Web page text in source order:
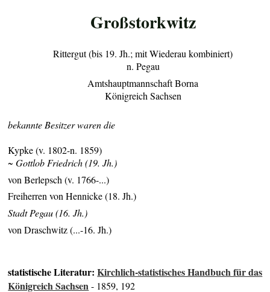
Großstorkwitz
Rittergut (bis 19. Jh.; mit Wiederau kombiniert)
n. Pegau
Amtshauptmannschaft Borna
Königreich Sachsen
bekannte Besitzer waren die
Kypke (v. 1802-n. 1859)
~ Gottlob Friedrich (19. Jh.)
von Berlepsch (v. 1766-...)
Freiherren von Hennicke (18. Jh.)
Stadt Pegau (16. Jh.)
von Draschwitz (...-16. Jh.)
statistische Literatur:Kirchlich-statistisches Handbuch für das
Königreich Sachsen- 1859, 192